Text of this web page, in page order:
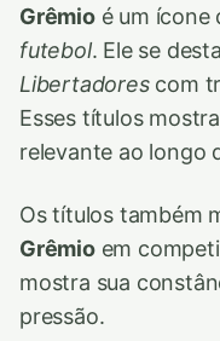
Grêmioé um ícone
futebol. Ele se
Libertadorescom
Esses títulos
relevante ao longo
Os títulos também
Grêmioem
mostra sua
pressão.